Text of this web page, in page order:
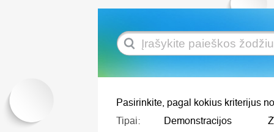
Pasirinkite, pagal kokius kriterijus
Tipai:
Demonstracijos